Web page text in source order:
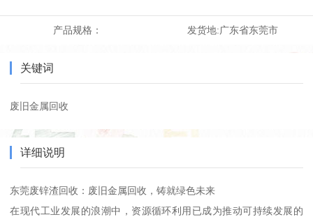
产品规格： 发货地:广东省东莞市
关键词
废旧金属回收
详细说明
东莞废锌渣回收：废旧金属回收，铸就绿色未来
在现代工业发展的浪潮中，资源循环利用已成为推动可持续发展的